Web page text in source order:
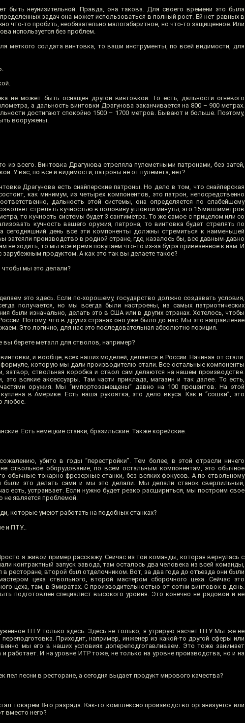
быть неунизительной. Правда, она такова. Для своего времени это была
задач она может использоваться в полный рост. Ей нет равных в
что-то пробить, необязательно малогабаритное, но что-то защищенное. Или
используется без проблем.
меткого солдата винтовка, то ваши инструменты, по всей видимости, для
не может быть оснащен другой винтовкой. То есть, дальности огневого
а дальность винтовки Драгунова заканчивается на 800 – 900 метрах.
достигают спокойно 1500 – 1700 метров. Бывают и больше. Поэтому,
вооружены.
из всего. Винтовка Драгунова стреляла пулеметными патронами, без затей,
У вас, по все й видимости, патроны не от пулемета, нет?
Драгунова есть снайперские патроны. Но дело в том, что снайперская
как минимум, из четырех компонентов, это патрон, непосредственно
дальность этой системы, она определяется по слабейшему
стрелять кучностью в половину угловой минуты, это 15 миллиметров
то кучность системы будет 3 сантиметра. То же самое с прицелом или со
кучность вашего оружия, патрона, то винтовка будет стрелять по
сегодняшний день все эти компоненты должны стремиться к наименьшей
затеяли производство в родной стране, где, казалось бы, все давным-давно
не ходить, то мы все время покупаем что-то из-за бугра привезенное к нам. И
продуктом. А как это так вы делаете такое?
чтобы мы это делали?
это здесь. Если по-хорошему, государство должно создавать условия,
получается, но мы всегда были настроены, из самых патриотических
были изначально, делать это в США или в других странах. Хотелось, чтобы
Потому, что в других странах оно уже было до нас. Мы это направление
Это логично, для нас это последовательная абсолютно позиция.
вы берете металл для стволов, например?
и вообще, всех наших моделей, делается в России. Начиная от стали.
формуле, которую мы дали производителю стали. Все остальные компоненты
затвор, ствольная коробка и ствол сам делаются на нашем производстве.
это всякие аксессуары. Там части приклада, магазин и так далее. То есть,
оружия. Мы “импортозамещены” давно на 100 процентов. На этой
в Америке. Есть наша рукоятка, это дело вкуса. Как и “сошки”, это
любое.
Есть немецкие станки, бразильские. Также корейские.
убито в годы “перестройки”. Тем более, в этой отрасли ничего
ствольное оборудование, по всем остальным компонентам, это обычное
обычные токарно-фрезерные станки, без всяких фокусов. А по ствольному
это делать сами и мы это делали. Мы делали станок сверлильный,
есть, устраивает. Если нужно будет резко расшириться, мы построим свое
не является проблемой.
которые умеют работать на подобных станках?
и ПТУ...
я живой пример расскажу. Сейчас из той команды, которая вернулась с
контрактный запуск завода, там осталось два человека из всей команды,
в ресторане, второй был отделочником. Вот, за два года до отъезда они были
цеха ствольного, второй мастером сборочного цеха. Сейчас это
цеха, там, в Эмиратах. С производительностью от сотни винтовок в день.
подготовлен специалист высокого уровня. Это конечно не рядовой и не
ПТУ только здесь. Здесь не только, я утрирую насчет ПТУ. Мы же не
Приходит, например, инженер из какой-то другой сферы или
мы его в наших условиях допереподготавливаем. Это тоже занимает
работает. И на уровне ИТР тоже, не только на уровне производства, но и на
пел песни в ресторане, а сегодня выдает продукт мирового качества?
токарем 8-го разряда. Как-то комплексно производство организуется или
вместо него?